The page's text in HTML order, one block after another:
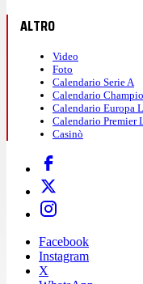
ALTRO
Video
Foto
Calendario Serie A
Calendario
Calendario Europa L.
Calendario Premier
Casinò
Facebook
Instagram
X